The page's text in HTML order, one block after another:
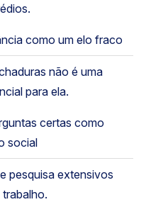
como um elo fraco
não é uma
para ela.
certas como
social
pesquisa extensivos